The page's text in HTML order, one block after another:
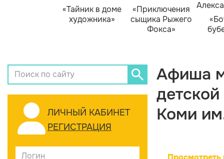
«Тайник в доме
художника»
«Приключения
сыщика Рыжего
Фокса»
ЛИЧНЫЙ КАБИНЕТ
РЕГИСТРАЦИЯ
Афиша
Коми